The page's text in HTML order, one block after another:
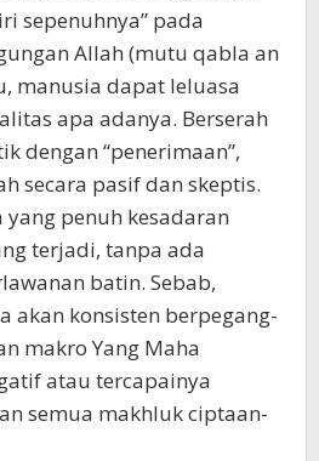
sepenuhnya” pada
Allah (mutu qabla an
manusia dapat leluasa
apa adanya. Berserah
dengan “penerimaan”,
secara pasif dan skeptis.
penuh kesadaran
terjadi, tanpa ada
batin. Sebab,
akan konsisten berpegang-
makro Yang Maha
atau tercapainya
semua makhluk ciptaan-